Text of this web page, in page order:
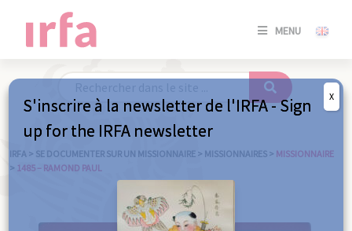
MENU
SE
/
IRFA > SE DOCUMENTER SUR UN MISSIONNAIRE > MISSIONNAIRES > MISSIONNAIRE
> 1485 – RAMOND PAUL
S'inscrire à la newsletter de l'IRFA - Sign
up for the IRFA newsletter
X